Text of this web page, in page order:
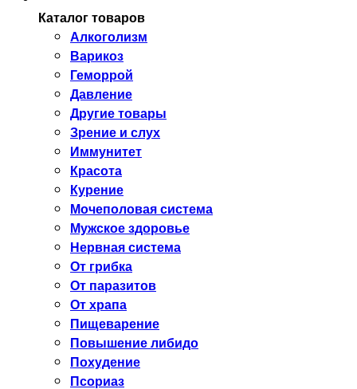
Каталог товаров
Алкоголизм
Варикоз
Геморрой
Давление
Другие товары
Зрение и слух
Иммунитет
Красота
Курение
Мочеполовая система
Мужское здоровье
Нервная система
От грибка
От паразитов
От храпа
Пищеварение
Повышение либидо
Похудение
Псориаз